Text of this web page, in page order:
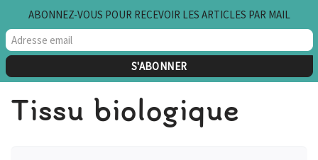
Aller
au
Tissu biologique
ABONNEZ-VOUS POUR RECEVOIR LES ARTICLES PAR MAIL